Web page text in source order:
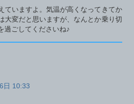
ていますよ。気温が高くなってきてか
大変だと思いますが、なんとか乗り切
過ごしてくださいね♪
日 10:33